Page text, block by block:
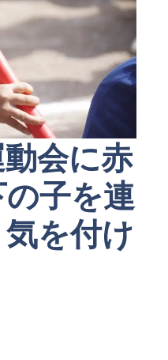
会に赤
子を連
を付け